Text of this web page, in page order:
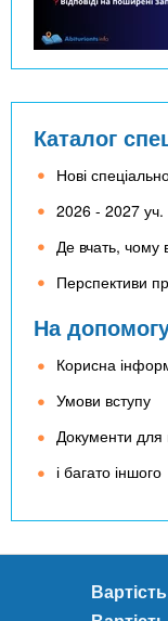
Каталог
Нові
2026 - 2027 уч.
Де вчать, чому
Перспективи
На
Корисна
Умови вступу
Документи для
і багато іншого